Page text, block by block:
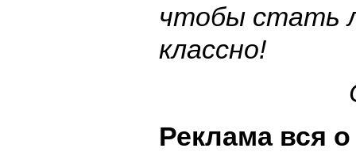
чтобы стать
классно!
Реклама вся